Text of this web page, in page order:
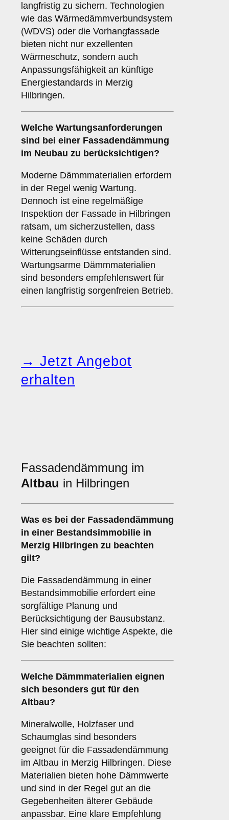
langfristig zu sichern. Technologien
wie das Wärmedämmverbundsystem
(WDVS) oder die Vorhangfassade
bieten nicht nur exzellenten
Wärmeschutz, sondern auch
Anpassungsfähigkeit an künftige
Energiestandards in Merzig
Hilbringen.
Welche Wartungsanforderungen
sind bei einer Fassadendämmung
im Neubau zu berücksichtigen?
Moderne Dämmmaterialien erfordern
in der Regel wenig Wartung.
Dennoch ist eine regelmäßige
Inspektion der Fassade in Hilbringen
ratsam, um sicherzustellen, dass
keine Schäden durch
Witterungseinflüsse entstanden sind.
Wartungsarme Dämmmaterialien
sind besonders empfehlenswert für
einen langfristig sorgenfreien Betrieb.
→ Jetzt Angebot
erhalten
Fassadendämmung im
Altbau in Hilbringen
Was es bei der Fassadendämmung
in einer Bestandsimmobilie in
Merzig Hilbringen zu beachten
gilt?
Die Fassadendämmung in einer
Bestandsimmobilie erfordert eine
sorgfältige Planung und
Berücksichtigung der Bausubstanz.
Hier sind einige wichtige Aspekte, die
Sie beachten sollten:
Welche Dämmmaterialien eignen
sich besonders gut für den
Altbau?
Mineralwolle, Holzfaser und
Schaumglas sind besonders
geeignet für die Fassadendämmung
im Altbau in Merzig Hilbringen. Diese
Materialien bieten hohe Dämmwerte
und sind in der Regel gut an die
Gegebenheiten älterer Gebäude
anpassbar. Eine klare Empfehlung